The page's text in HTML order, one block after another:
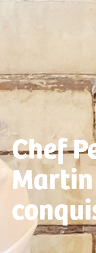
Chef